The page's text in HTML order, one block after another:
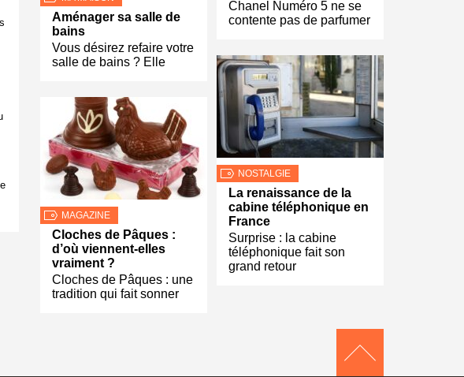
Aménager sa salle de
bains
Vous désirez refaire votre
salle de bains ? Elle
MAGAZINE
Cloches de Pâques :
d’où viennent-elles
vraiment ?
Cloches de Pâques : une
tradition qui fait sonner
Chanel Numéro 5 ne se
contente pas de parfumer
NOSTALGIE
La renaissance de la
cabine téléphonique en
France
Surprise : la cabine
téléphonique fait son
grand retour